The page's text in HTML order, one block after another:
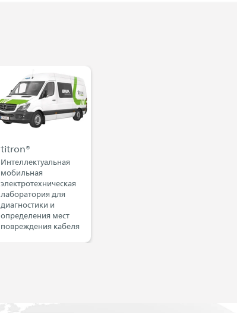
titron®
Интеллектуальная
мобильная
электротехническая
лаборатория для
диагностики и
определения мест
повреждения кабеля